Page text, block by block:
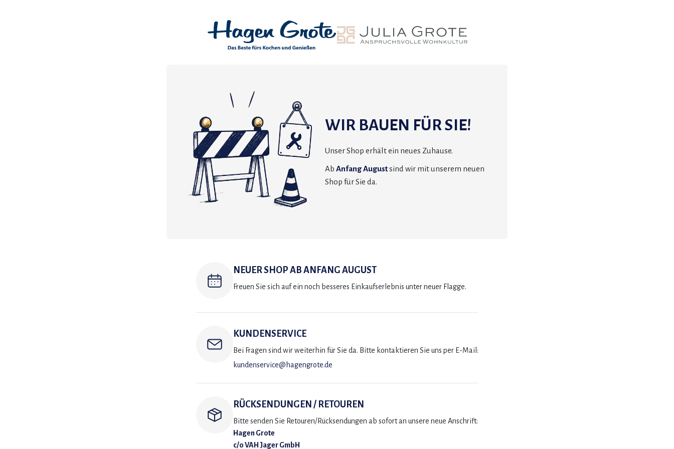
WIR BAUEN FÜR SIE!
Unser Shop erhält ein neues Zuhause.
Ab Anfang Augustsind wir mit unserem neuen
Shop für Sie da.
NEUER SHOP AB ANFANG AUGUST
Freuen Sie sich auf ein noch besseres Einkaufserlebnis unter neuer Flagge.
KUNDENSERVICE
Bei Fragen sind wir weiterhin für Sie da. Bitte kontaktieren Sie uns per E-Mail:
kundenservice@hagengrote.de
RÜCKSENDUNGEN / RETOUREN
Bitte senden Sie Retouren/Rücksendungen ab sofort an unsere neue Anschrift:
Hagen Grote
c/o VAH Jager GmbH